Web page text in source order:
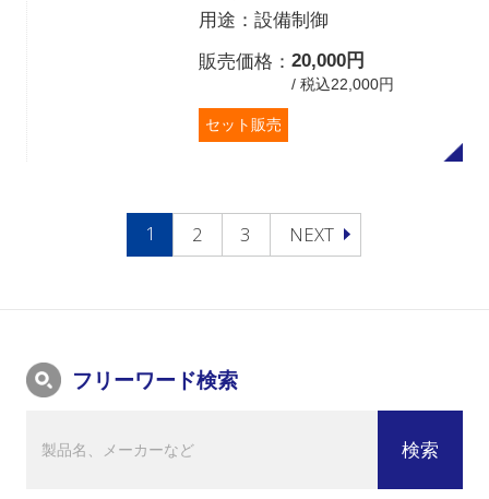
用途
設備制御
販売価格
20,000円
/ 税込22,000円
セット販売
1 2 3 NEXT
フリーワード検索